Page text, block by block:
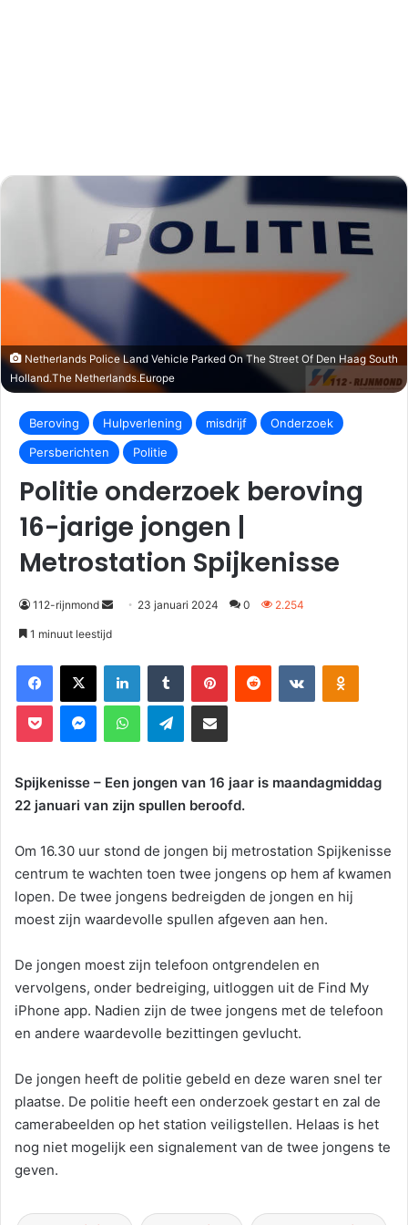
Netherlands Police Land Vehicle Parked On The Street Of Den Haag South
Holland.The Netherlands.Europe
Beroving Hulpverlening misdrijf
Onderzoek
Persberichten
Politie
Politie onderzoek beroving
16-jarige jongen |
Metrostation Spijkenisse
112-rijnmond
Send
23 januari 2024 0 2.254
1 minuut leestijd
Facebook
X LinkedInTumblr PinterestReddit VKontakteOdnoklassniki
Pocket MessengerWhatsAppTelegramDeel via E-mail
Spijkenisse – Een jongen van 16 jaar is maandagmiddag
22 januari van zijn spullen beroofd.
Om 16.30 uur stond de jongen bij metrostation Spijkenisse
centrum te wachten toen twee jongens op hem af kwamen
lopen. De twee jongens bedreigden de jongen en hij
moest zijn waardevolle spullen afgeven aan hen.
De jongen moest zijn telefoon ontgrendelen en
vervolgens, onder bedreiging, uitloggen uit de Find My
iPhone app. Nadien zijn de twee jongens met de telefoon
en andere waardevolle bezittingen gevlucht.
De jongen heeft de politie gebeld en deze waren snel ter
plaatse. De politie heeft een onderzoek gestart en zal de
camerabeelden op het station veiligstellen. Helaas is het
nog niet mogelijk een signalement van de twee jongens te
geven.